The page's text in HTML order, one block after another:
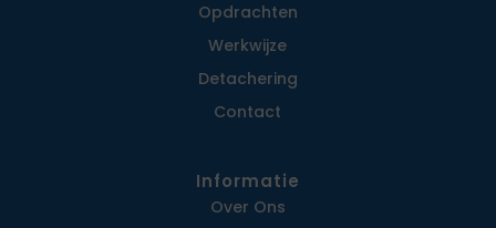
Opdrachten
Werkwijze
Detachering
Contact
Informatie
Over Ons